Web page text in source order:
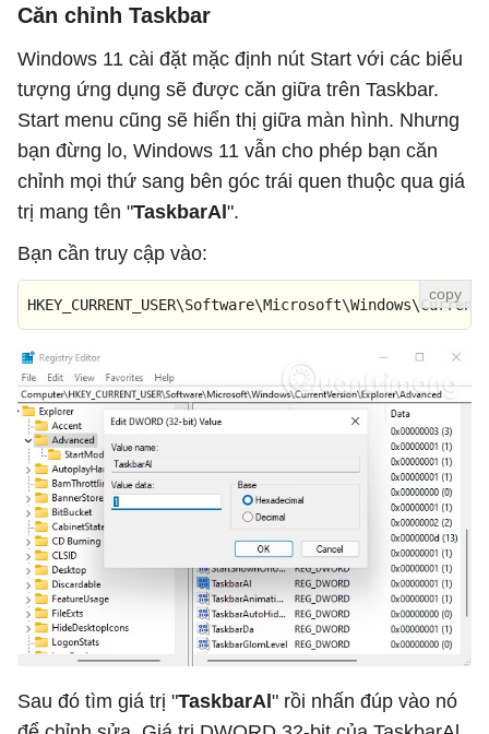
Căn chỉnh Taskbar
Windows 11 cài đặt mặc định nút Start với các biểu
tượng ứng dụng sẽ được căn giữa trên Taskbar.
Start menu cũng sẽ hiển thị giữa màn hình. Nhưng
bạn đừng lo, Windows 11 vẫn cho phép bạn căn
chỉnh mọi thứ sang bên góc trái quen thuộc qua giá
trị mang tên "TaskbarAl ".
Bạn cần truy cập vào:
Sau đó tìm giá trị "TaskbarAl " rồi nhấn đúp vào nó